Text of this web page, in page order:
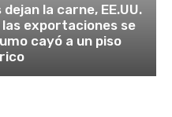
la carne, EE.UU.
exportaciones se
cayó a un piso